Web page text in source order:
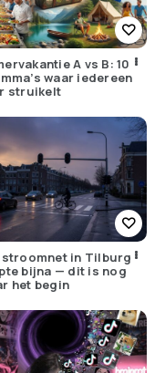
A vs B: 10
waar iedereen
struikelt
stroomnet in Tilburg
bijna — dit is nog
het begin